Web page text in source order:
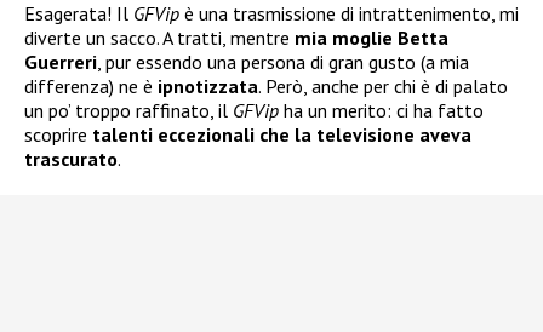
Esagerata! Il GFVip è una trasmissione di intrattenimento, mi
diverte un sacco. A tratti, mentre mia moglie Betta
Guerreri, pur essendo una persona di gran gusto (a mia
differenza) ne è ipnotizzata. Però, anche per chi è di palato
un po’ troppo raffinato, il GFVip ha un merito: ci ha fatto
scoprire talenti eccezionali che la televisione aveva
trascurato.